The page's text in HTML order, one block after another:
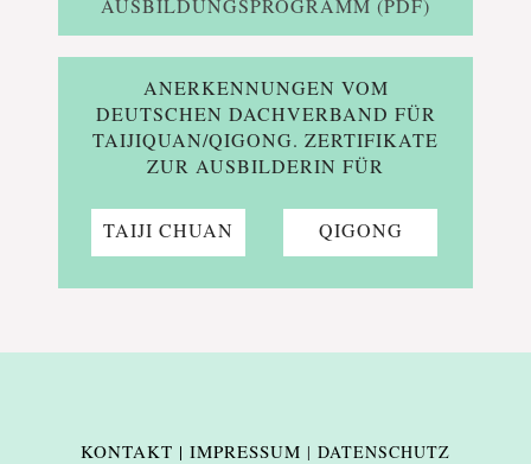
AUSBILDUNGSPROGRAMM (PDF)
ANERKENNUNGEN VOM
DEUTSCHEN DACHVERBAND FÜR
TAIJIQUAN/QIGONG. ZERTIFIKATE
ZUR AUSBILDERIN FÜR
TAIJI CHUAN QIGONG
KONTAKT | IMPRESSUM | DATENSCHUTZ